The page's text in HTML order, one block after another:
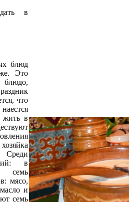
в
блюд
Это
что
жить в
Среди
в
семь
мясо,
и
семь